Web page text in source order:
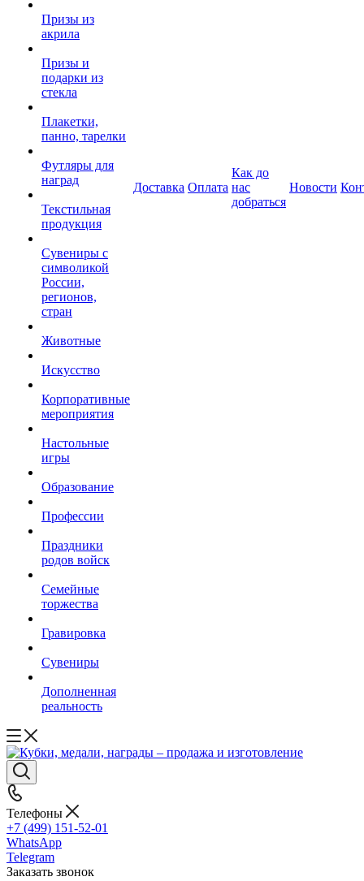
Призы из
акрила
Призы и
подарки из
стекла
Плакетки,
панно, тарелки
Футляры для
наград
Текстильная
продукция
Сувениры с
символикой
России,
регионов,
стран
Животные
Искусство
Корпоративные
мероприятия
Настольные
игры
Образование
Профессии
Праздники
родов войск
Семейные
торжества
Гравировка
Сувениры
Дополненная
реальность
Доставка Оплата
Как до
нас
добраться
Новости
Телефоны
+7 (499) 151-52-01
WhatsApp
Telegram
Заказать звонок